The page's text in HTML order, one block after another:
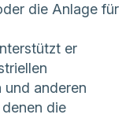
die Anlage für
er
und anderen
die